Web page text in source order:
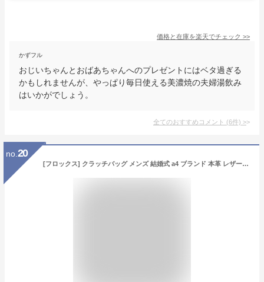
価格と在庫を楽天でチェック >>
かずフル
おじいちゃんとおばあちゃんへのプレゼントにはベタ過ぎる
かもしれませんが、やっぱり毎日使える美濃焼の夫婦湯飲み
はいかがでしょう。
全てのおすすめコメント (6件) >
no. 20
[フロックス] クラッチバッグ メンズ 結婚式 a4 ブランド 本革 レザー おしゃれ 大きめ レディース カジュアル 人気 セカンドバッグ 大容量 (ブラック)